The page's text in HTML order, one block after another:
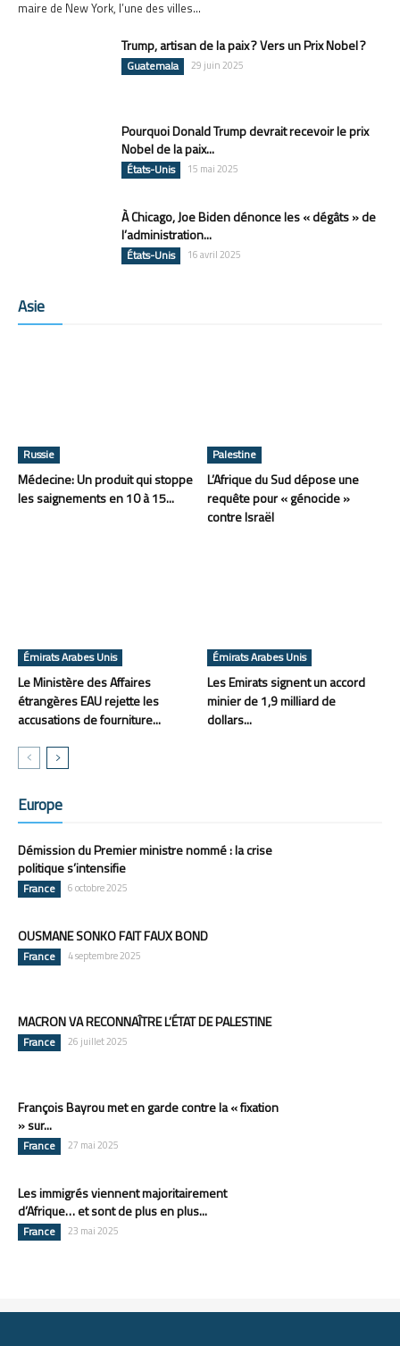
maire de New York, l’une des villes...
Trump, artisan de la paix ? Vers un Prix Nobel ?
Guatemala 29 juin 2025
Pourquoi Donald Trump devrait recevoir le prix
Nobel de la paix...
États-Unis 15 mai 2025
À Chicago, Joe Biden dénonce les « dégâts » de
l’administration...
États-Unis 16 avril 2025
Asie
Russie
Médecine: Un produit qui stoppe
les saignements en 10 à 15...
Palestine
L’Afrique du Sud dépose une
requête pour « génocide »
contre Israël
Émirats Arabes Unis
Le Ministère des Affaires
étrangères EAU rejette les
accusations de fourniture...
Émirats Arabes Unis
Les Emirats signent un accord
minier de 1,9 milliard de
dollars...
Europe
Démission du Premier ministre nommé : la crise
politique s’intensifie
France 6 octobre 2025
OUSMANE SONKO FAIT FAUX BOND
France 4 septembre 2025
MACRON VA RECONNAÎTRE L’ÉTAT DE PALESTINE
France 26 juillet 2025
François Bayrou met en garde contre la « fixation
» sur...
France 27 mai 2025
Les immigrés viennent majoritairement
d’Afrique… et sont de plus en plus...
France 23 mai 2025